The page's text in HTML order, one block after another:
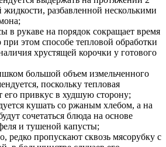
жидкости, разбавленной несколькими
в рукаве на порядок сокращает время
при этом способе тепловой обработки
хрустящей корочки у готового
большой объем измельченного
поскольку тепловая
его привкус в худшую сторону;
кушать со ржаным хлебом, а на
сочетаться блюда на основе
и тушеной капусты;
редко пропускают сквозь мясорубку с